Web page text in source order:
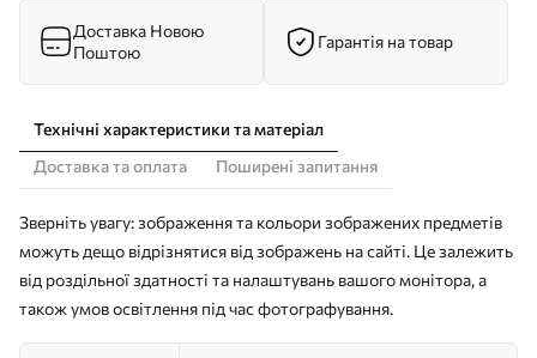
Доставка Новою
Поштою
Гарантія на товар
Технічні характеристики та матеріал
Доставка та оплата
Поширені запитання
Зверніть увагу: зображення та кольори зображених предметів
можуть дещо відрізнятися від зображень на сайті. Це залежить
від роздільної здатності та налаштувань вашого монітора, а
також умов освітлення під час фотографування.